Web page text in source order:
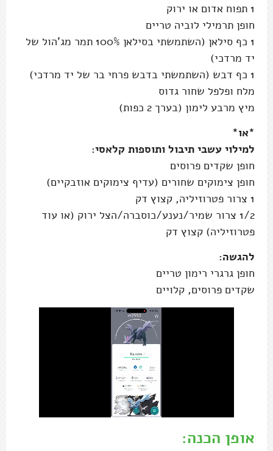
1 תפוח אדום או ירוק
חופן תרמילי לוביה טריים
1 כף סילאן (השתמשתי בסילאן 100% תמר מג'הול של
יד מרדכי)
1 כף דבש (השתמשתי בדבש פרחי בר של יד מרדכי)
מלח ופלפל שחור גדוס
מיץ מרבע לימון (בערך 2 כפות)
*או*
למילוי עשבי תיבול ותוספות קלאסי:
חופן שקדים פרוסים
חופן צימוקים שחורים (עדיף צימוקים אוזבקיים)
1 צרור פטרוזיליה, קצוץ דק
1/2 צרור שמיר/נענע/כוסברה/הצל ירוק (או עוד
פטרוזיליה) קצוץ דק
להגשה:
חופן גרגרי רימון טריים
שקדים פרוסים, קלויים
אופן הכנה: